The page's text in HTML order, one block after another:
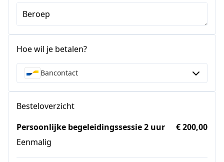
Beroep
Hoe wil je betalen?
Bancontact
Besteloverzicht
Persoonlijke begeleidingssessie 2 uur
Eenmalig
€ 200,00